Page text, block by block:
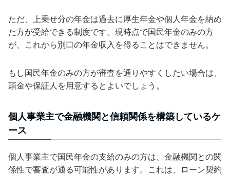
ただ、上乗せ分の年金は過去に厚生年金や個人年金を納め
た方が受給できる制度です。現時点で国民年金のみの方
が、これから別口の年金収入を得ることはできません。
もし国民年金のみの方が審査を通りやすくしたい場合は、
頭金や保証人を用意するとよいでしょう。
個人事業主で金融機関と信頼関係を構築しているケ
ース
個人事業主で国民年金の支給のみの方は、金融機関との関
係性で審査が通る可能性があります。これは、ローン契約